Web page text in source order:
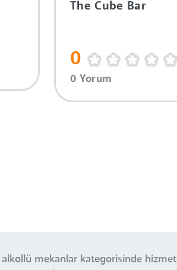
The Cube Bar
0
0 Yorum
alkollü mekanlar kategorisinde hizmet